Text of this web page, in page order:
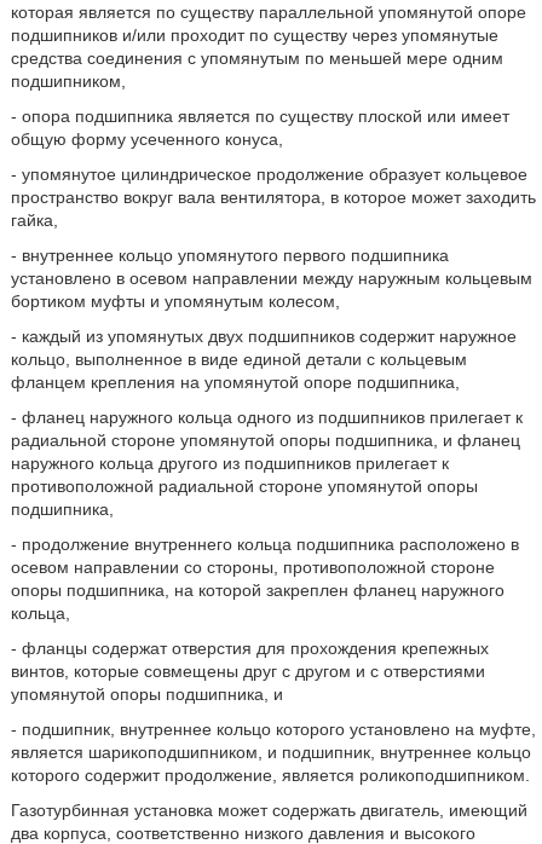
которая является по существу параллельной упомянутой опоре
подшипников и/или проходит по существу через упомянутые
средства соединения с упомянутым по меньшей мере одним
подшипником,
- опора подшипника является по существу плоской или имеет
общую форму усеченного конуса,
- упомянутое цилиндрическое продолжение образует кольцевое
пространство вокруг вала вентилятора, в которое может заходить
гайка,
- внутреннее кольцо упомянутого первого подшипника
установлено в осевом направлении между наружным кольцевым
бортиком муфты и упомянутым колесом,
- каждый из упомянутых двух подшипников содержит наружное
кольцо, выполненное в виде единой детали с кольцевым
фланцем крепления на упомянутой опоре подшипника,
- фланец наружного кольца одного из подшипников прилегает к
радиальной стороне упомянутой опоры подшипника, и фланец
наружного кольца другого из подшипников прилегает к
противоположной радиальной стороне упомянутой опоры
подшипника,
- продолжение внутреннего кольца подшипника расположено в
осевом направлении со стороны, противоположной стороне
опоры подшипника, на которой закреплен фланец наружного
кольца,
- фланцы содержат отверстия для прохождения крепежных
винтов, которые совмещены друг с другом и с отверстиями
упомянутой опоры подшипника, и
- подшипник, внутреннее кольцо которого установлено на муфте,
является шарикоподшипником, и подшипник, внутреннее кольцо
которого содержит продолжение, является роликоподшипником.
Газотурбинная установка может содержать двигатель, имеющий
два корпуса, соответственно низкого давления и высокого